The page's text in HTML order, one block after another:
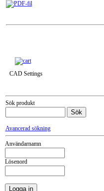
CAD Settings
Sök produkt
Avancerad sökning
Användarnamn
Lösenord